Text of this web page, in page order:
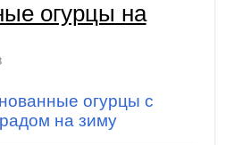
огурцы на
огурцы с
на зиму